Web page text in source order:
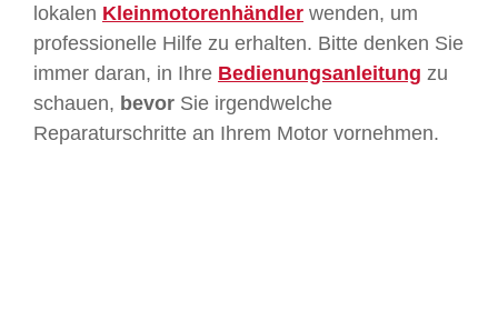
lokalen Kleinmotorenhändler wenden, um
professionelle Hilfe zu erhalten. Bitte denken Sie
immer daran, in Ihre Bedienungsanleitung zu
schauen, bevor Sie irgendwelche
Reparaturschritte an Ihrem Motor vornehmen.